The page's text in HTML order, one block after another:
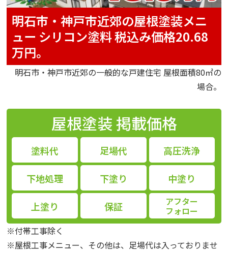
明石市・神戸市近郊の屋根塗装メニ
ュー シリコン塗料税込み価格20.68
万円。
明石市・神戸市近郊の一般的な戸建住宅 屋根面積80㎡の
場合。
屋根塗装掲載価格
塗料代 足場代 高圧洗浄
下地処理 下塗り 中塗り
上塗り 保証 アフター
フォロー
※付帯工事除く
※屋根工事メニュー、その他は、足場代は入っておりませ